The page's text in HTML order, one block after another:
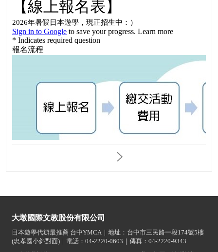
大墩國際文教股份有限公司
日本遊學代辦最推薦 台中YMCA｜地址：台中市三民路一段174號5樓
(忠孝國小斜對面)｜電話：04-2220-0603｜傳真：04-2220-9343